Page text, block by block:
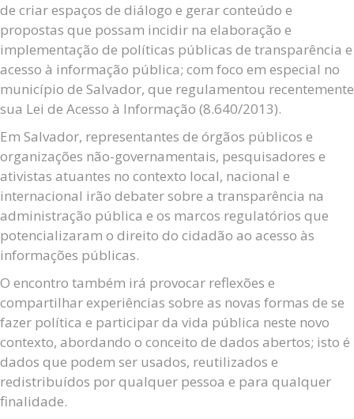
de criar espaços de diálogo e gerar conteúdo e
propostas que possam incidir na elaboração e
implementação de políticas públicas de transparência e
acesso à informação pública; com foco em especial no
município de Salvador, que regulamentou recentemente
sua Lei de Acesso à Informação (8.640/2013).
Em Salvador, representantes de órgãos públicos e
organizações não-governamentais, pesquisadores e
ativistas atuantes no contexto local, nacional e
internacional irão debater sobre a transparência na
administração pública e os marcos regulatórios que
potencializaram o direito do cidadão ao acesso às
informações públicas.
O encontro também irá provocar reflexões e
compartilhar experiências sobre as novas formas de se
fazer política e participar da vida pública neste novo
contexto, abordando o conceito de dados abertos; isto é
dados que podem ser usados, reutilizados e
redistribuídos por qualquer pessoa e para qualquer
finalidade.